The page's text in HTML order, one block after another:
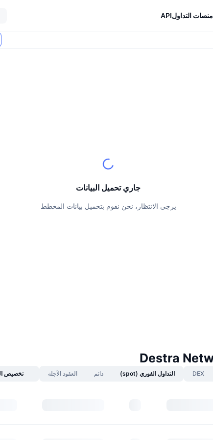
منصات التداولAPI
جاري تحميل البيانات
يرجى الانتظار، نحن نقوم بتحميل بيانات المخطط
DEX التداول الفوري (spot) دائم العقود الآجلة تخصيص